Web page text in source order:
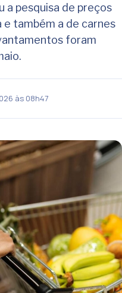
a pesquisa de preços
também a de carnes
foram
às 08h47